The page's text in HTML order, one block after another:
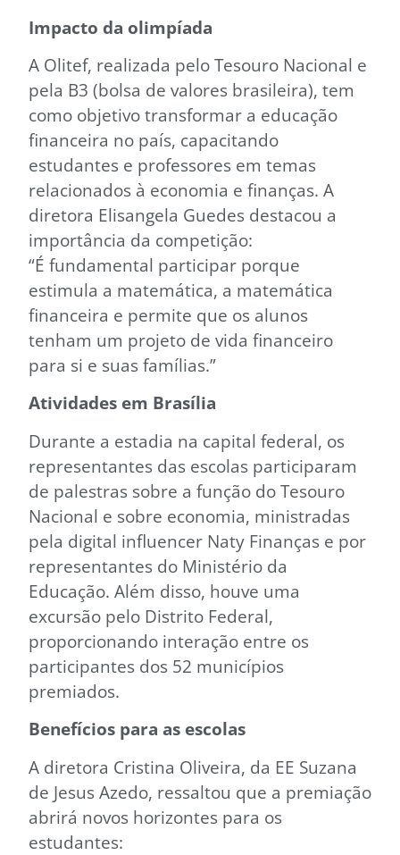
Impacto da olimpíada
A Olitef, realizada pelo Tesouro Nacional e
pela B3 (bolsa de valores brasileira), tem
como objetivo transformar a educação
financeira no país, capacitando
estudantes e professores em temas
relacionados à economia e finanças. A
diretora Elisangela Guedes destacou a
importância da competição:
“É fundamental participar porque
estimula a matemática, a matemática
financeira e permite que os alunos
tenham um projeto de vida financeiro
para si e suas famílias.”
Atividades em Brasília
Durante a estadia na capital federal, os
representantes das escolas participaram
de palestras sobre a função do Tesouro
Nacional e sobre economia, ministradas
pela digital influencer Naty Finanças e por
representantes do Ministério da
Educação. Além disso, houve uma
excursão pelo Distrito Federal,
proporcionando interação entre os
participantes dos 52 municípios
premiados.
Benefícios para as escolas
A diretora Cristina Oliveira, da EE Suzana
de Jesus Azedo, ressaltou que a premiação
abrirá novos horizontes para os
estudantes: